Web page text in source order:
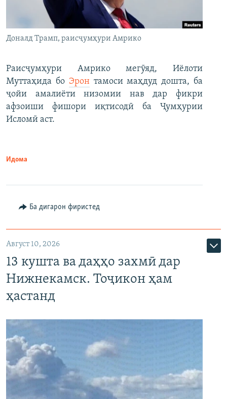
Доналд Трамп, раисҷумҳури Амрико
Раисҷумҳури Амрико мегӯяд, Иёлоти
Муттаҳида бо Эронтамоси маҳдуд дошта, ба
ҷойи амалиёти низомии нав дар фикри
афзоиши фишори иқтисодӣ ба Ҷумҳурии
Исломӣ аст.
Идома
Ба дигарон фиристед
Август 10, 2026
13 кушта ва даҳҳо захмӣ дар
Нижнекамск. Тоҷикон ҳам
ҳастанд